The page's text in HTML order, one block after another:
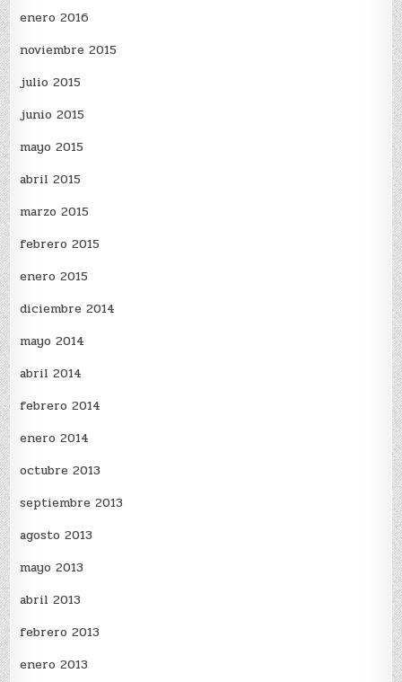
enero 2016
noviembre 2015
julio 2015
junio 2015
mayo 2015
abril 2015
marzo 2015
febrero 2015
enero 2015
diciembre 2014
mayo 2014
abril 2014
febrero 2014
enero 2014
octubre 2013
septiembre 2013
agosto 2013
mayo 2013
abril 2013
febrero 2013
enero 2013